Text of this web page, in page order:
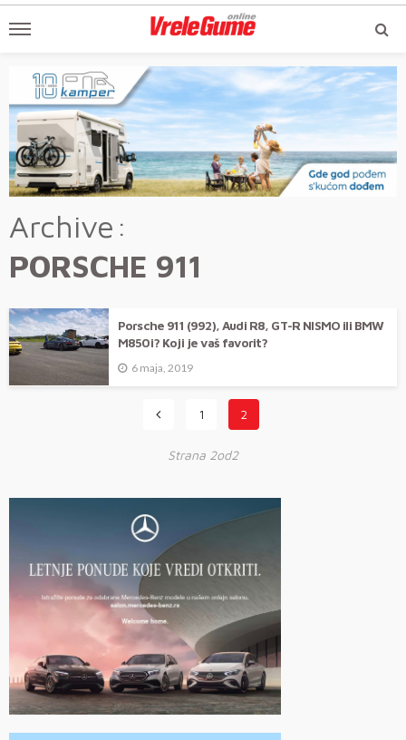
Archive
PORSCHE 911
Porsche 911 (992), Audi R8, GT-R NISMO ili BMW
M850i? Koji je vaš favorit?
6 maja, 2019
1 2
Strana 2od2